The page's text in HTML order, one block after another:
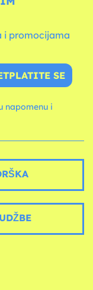
i promocijama
SE
napomenu i